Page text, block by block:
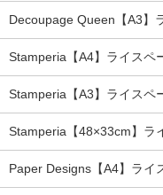
Decoupage Queen【A3】
Stamperia【A4】ライスペ
Stamperia【A3】ライスペ
Stamperia【48×33cm】ラ
Paper Designs【A4】ライ